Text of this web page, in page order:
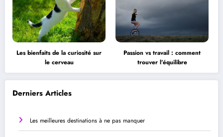
Les bienfaits de la curiosité sur
le cerveau
Passion vs travail : comment
trouver l’équilibre
Derniers Articles
Les meilleures destinations à ne pas manquer